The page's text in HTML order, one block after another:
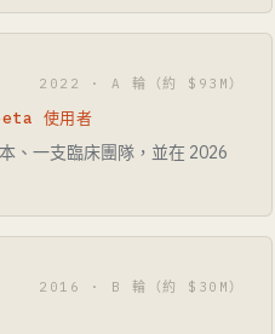
2022 · A 輪（約 $93M）
使用者
、一支臨床團隊，並在 2026
2016 · B 輪（約 $30M）